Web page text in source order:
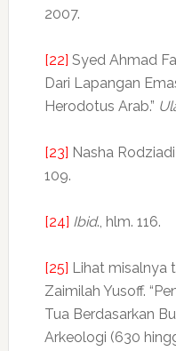
2007.
[22] Syed Ahmad
Dari Lapangan
Herodotus Arab.”
[23] Nasha
109.
[24] Ibid., hlm. 116.
[25] Lihat misalnya
Zaimilah Yusoff.
Tua Berdasarkan
Arkeologi (630